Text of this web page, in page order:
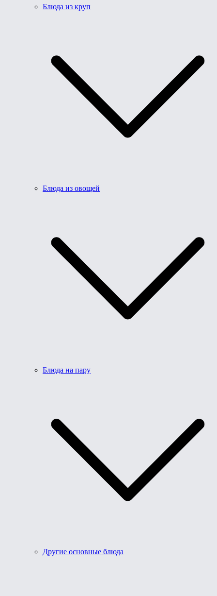
Блюда из круп
Блюда из овощей
Блюда на пару
Другие основные блюда